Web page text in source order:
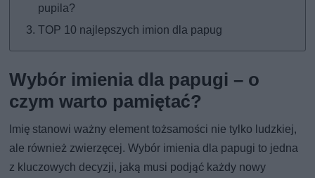
pupila?
TOP 10 najlepszych imion dla papug
Wybór imienia dla papugi – o
czym warto pamiętać?
Imię stanowi ważny element tożsamości nie tylko ludzkiej,
ale również zwierzęcej. Wybór imienia dla papugi to jedna
z kluczowych decyzji, jaką musi podjąć każdy nowy